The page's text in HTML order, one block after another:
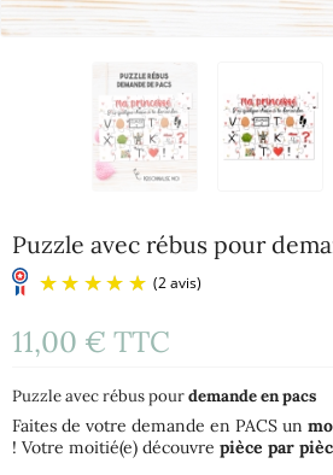
Puzzle avec rébus pour
11,00 € TTC
Puzzle avec rébus pourdemande en pacs
Faites de votre demande en PACS un
! Votre moitié(e) découvre pièce par